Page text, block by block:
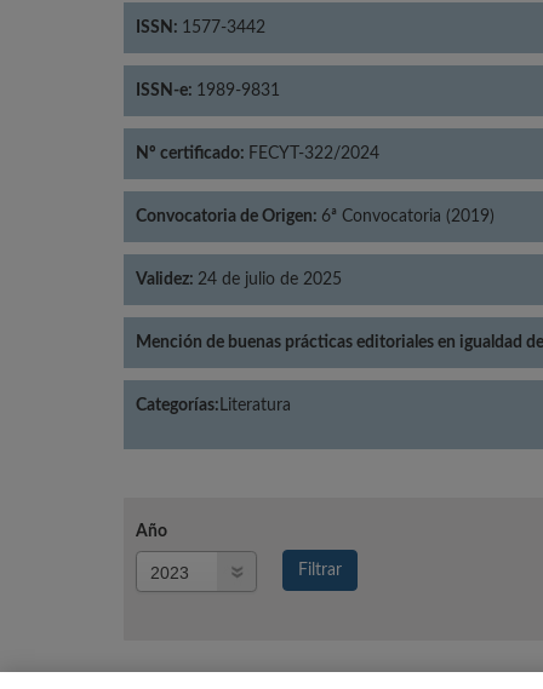
ISSN: 1577-3442
ISSN-e: 1989-9831
Nº certificado: FECYT-322/2024
Convocatoria de Origen: 6ª Convocatoria (2019)
Validez: 24 de julio de 2025
Mención de buenas prácticas editoriales en igualdad
Categorías: Literatura
Año
Filtrar